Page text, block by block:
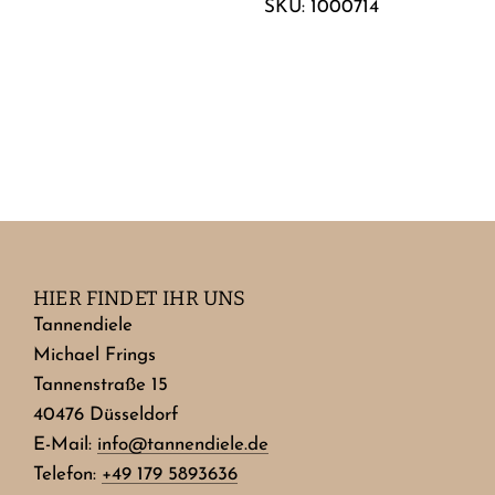
SKU: 1000714
HIER FINDET IHR UNS
Tannendiele
Michael Frings
Tannenstraße 15
40476 Düsseldorf
E-Mail: info@tannendiele.de
Telefon: +49 179 5893636